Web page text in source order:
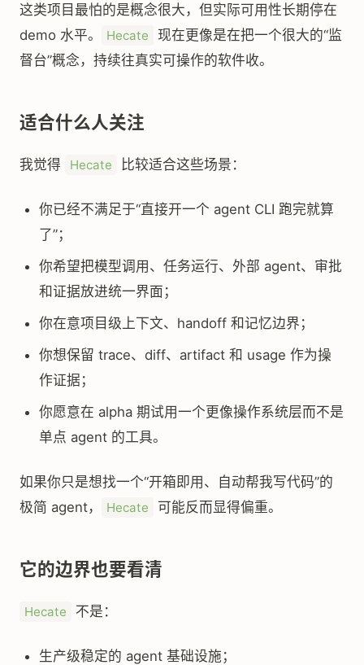
这类项目最怕的是概念很大，但实际可用性长期停在
demo 水平。
Hecate
现在更像是在把一个很大的“监
督台”概念，持续往真实可操作的软件收。
适合什么人关注
我觉得 Hecate 比较适合这些场景：
你已经不满足于“直接开一个 agent CLI 跑完就算
了”；
你希望把模型调用、任务运行、外部 agent、审批
和证据放进统一界面；
你在意项目级上下文、handoff 和记忆边界；
你想保留 trace、diff、artifact 和 usage 作为操
作证据；
你愿意在 alpha 期试用一个更像操作系统层而不是
单点 agent 的工具。
如果你只是想找一个“开箱即用、自动帮我写代码”的
极简 agent，
Hecate 可能反而显得偏重。
它的边界也要看清
Hecate 不是：
生产级稳定的 agent 基础设施；